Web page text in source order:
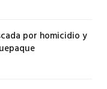
por homicidio y